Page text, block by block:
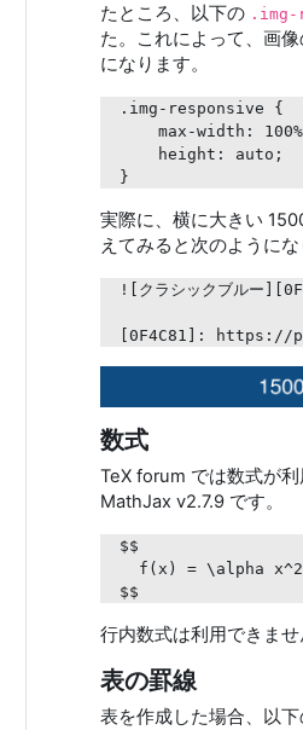
たところ、以下の .img-
た。これによって、画
になります。
.img-responsive {
max-width:
    height: auto;
実際に、横に大きい
えてみると次のようにな
![クラシックブルー
数式
TeX forum では数式が
MathJax v2.7.9 です。
$$
f(x) = \alpha
$$
行内数式は利用できませ
表の罫線
表を作成した場合、以下